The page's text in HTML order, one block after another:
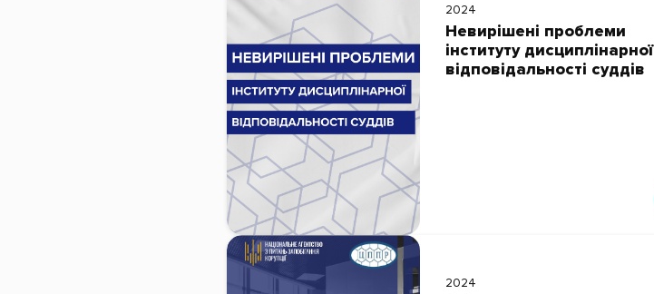
2024
Невирішені проблеми
інституту дисциплінарної
відповідальності суддів
2024